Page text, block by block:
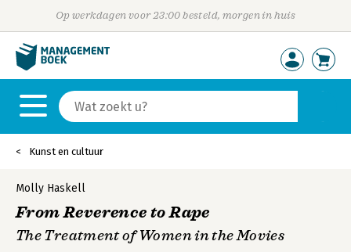
Op werkdagen voor 23:00 besteld, morgen in huis
Kunst en cultuur
Molly Haskell
From Reverence to Rape
The Treatment of Women in the Movies